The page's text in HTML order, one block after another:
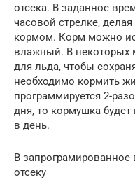
отсека. В заданное
часовой стрелке,
кормом. Корм можно
влажный. В некоторых
для льда, чтобы
необходимо кормить
программируется 2-
дня, то кормушка
в день.
В
отсеку